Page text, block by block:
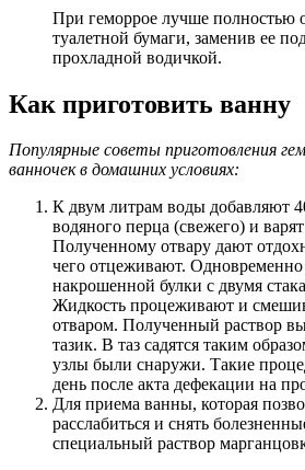
При геморрое лучше полностью
туалетной бумаги, заменив ее
прохладной водичкой.
Как приготовить ванну
Популярные советы приготовления
ванночек в домашних условиях:
К двум литрам воды добавляют
водяного перца (свежего) и
Полученному отвару дают
чего отцеживают.
накрошенной булки с двумя
Жидкость процеживают и
отваром. Полученный раствор
тазик. В таз садятся таким
узлы были снаружи. Такие
день после акта дефекации на
Для приема ванны, которая
расслабиться и снять
специальный раствор